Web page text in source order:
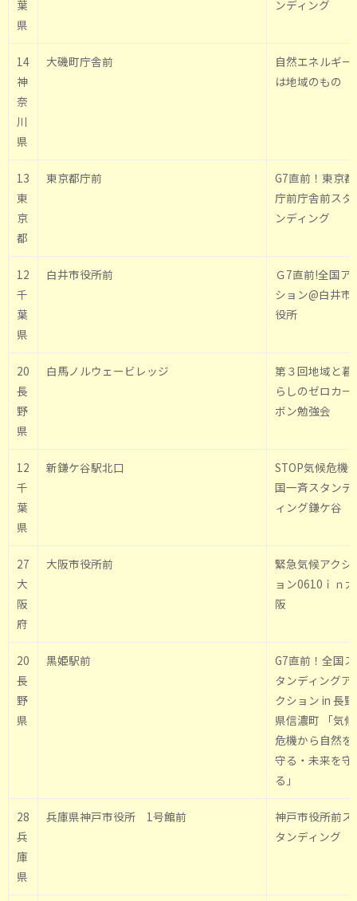
葉
県
ンディング
14
神
奈
川
県
大磯町庁舎前
自然エネルギー
は地域のもの
13
東
京
都
東京都庁前
G7直前！東京都
庁前庁舎前スタ
ンディング
12
千
葉
県
白井市役所前
Ｇ7直前!全国ア
ション@白井市
役所
20
長
野
県
白馬ノルウェービレッジ
第３回地域と暮
らしのゼロカー
ボン勉強会
12
千
葉
県
新鎌ケ谷駅北口
STOP気候危機
国一斉スタンデ
ィング鎌ケ谷
27
大
阪
府
大阪市役所前
緊急気候アクシ
ョン0610ｉｎ大
阪
20
長
野
県
黒姫駅前
G7直前！全国ス
タンディングア
クション in 長野
県信濃町 「気候
危機から自然を
守る・未来を守
る」
28
兵
庫
県
兵庫県神戸市役所 1号館前
神戸市役所前ス
タンディング